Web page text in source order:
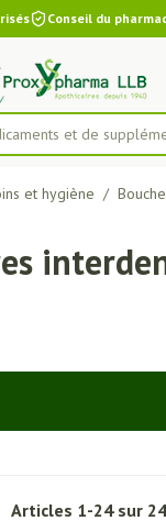
Conseil du
et
et hygiène / Bouche
Articles 1-24sur